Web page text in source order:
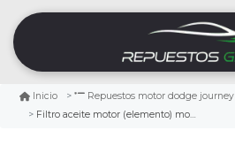
Inicio
Repuestos motor dodge journey
Filtro aceite motor (elemento) mopar dodge journey 3.6 2011/2013